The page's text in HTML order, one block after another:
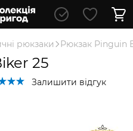
рюкзаки Рюкзак Pinguin
25
Залишити відгук